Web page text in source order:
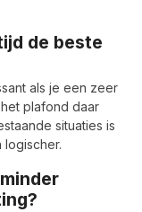
de beste
als je een zeer
plafond daar
situaties is